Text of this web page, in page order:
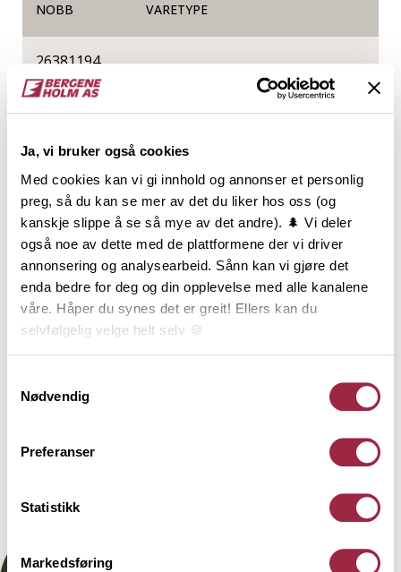
Ja, vi bruker også cookies
Med cookies kan vi gi innhold og annonser et personlig
preg, så du kan se mer av det du liker hos oss (og
kanskje slippe å se så mye av det andre). 🌲 Vi deler
også noe av dette med de plattformene der vi driver
annonsering og analysearbeid. Sånn kan vi gjøre det
enda bedre for deg og din opplevelse med alle kanalene
våre. Håper du synes det er greit! Ellers kan du
selvfølgelig velge helt selv 🍪
Nødvendig
Preferanser
Statistikk
Markedsføring
NOBB VARETYPE
26381194
listverksråstoffet, og er i prinsippet er et kvistfritt
produkt. Her er det ingen skjøter, biter eller
limstoffer – kun naturlig ”hel ved”. Siden heltre-
utforinger har samme naturlige vedstruktur i hele
lengden, egner de seg spesielt godt i bygg som
ønsker ubehandlet, beiset eller transparente farger
på foringene.
Teknisk informasjon
Dokumentasjon